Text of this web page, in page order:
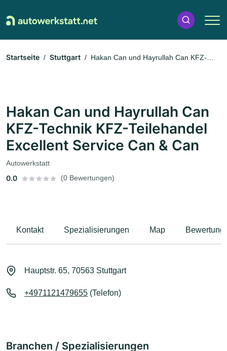
Startseite Stuttgart
Hakan Can und Hayrullah Can KFZ-
Hakan Can und Hayrullah Can
KFZ-Technik KFZ-Teilehandel
Excellent Service Can & Can
Autowerkstatt
0.0 (0 Bewertungen)
Kontakt Spezialisierungen Map
Hauptstr. 65, 70563 Stuttgart
+4971121479655 (Telefon)
Branchen / Spezialisierungen